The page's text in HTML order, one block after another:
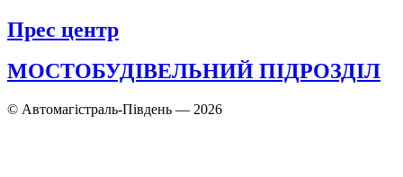
Прес центр
МОСТОБУДІВЕЛЬНИЙ ПІДРОЗДІЛ
© Автомагістраль-Південь — 2026